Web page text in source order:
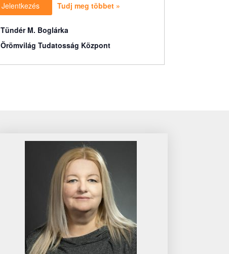
Jelentkezés Tudj meg többet »
Tündér M. Boglárka
Örömvilág Tudatosság Központ